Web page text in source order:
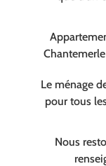
Le ménage
pour tous
Nous